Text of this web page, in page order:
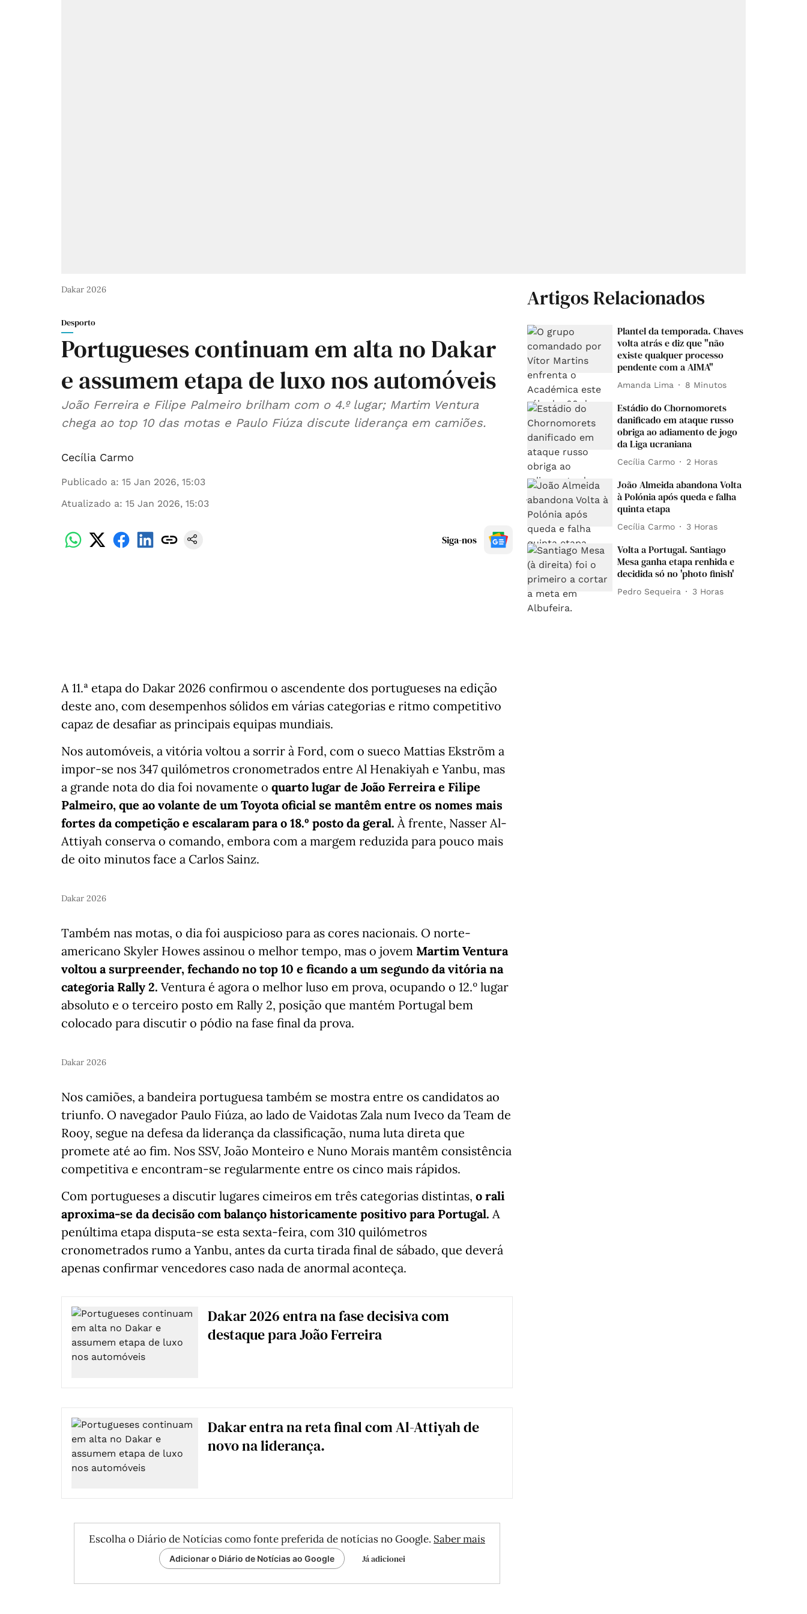
Dakar 2026
Desporto
Portugueses continuam em alta no Dakar
e assumem etapa de luxo nos automóveis
João Ferreira e Filipe Palmeiro brilham com o 4.º lugar; Martim Ventura
chega ao top 10 das motas e Paulo Fiúza discute liderança em camiões.
Cecília Carmo
Publicado a: 15 Jan 2026, 15:03
Atualizado a: 15 Jan 2026, 15:03
Siga-nos
A 11.ª etapa do Dakar 2026 confirmou o ascendente dos portugueses na edição
deste ano, com desempenhos sólidos em várias categorias e ritmo competitivo
capaz de desafiar as principais equipas mundiais.
Nos automóveis, a vitória voltou a sorrir à Ford, com o sueco Mattias Ekström a
impor-se nos 347 quilómetros cronometrados entre Al Henakiyah e Yanbu, mas
a grande nota do dia foi novamente o quarto lugar de João Ferreira e Filipe
Palmeiro, que ao volante de um Toyota oficial se mantêm entre os nomes mais
fortes da competição e escalaram para o 18.º posto da geral. À frente, Nasser Al-
Attiyah conserva o comando, embora com a margem reduzida para pouco mais
de oito minutos face a Carlos Sainz.
Dakar 2026
Também nas motas, o dia foi auspicioso para as cores nacionais. O norte-
americano Skyler Howes assinou o melhor tempo, mas o jovem Martim Ventura
voltou a surpreender, fechando no top 10 e ficando a um segundo da vitória na
categoria Rally 2. Ventura é agora o melhor luso em prova, ocupando o 12.º lugar
absoluto e o terceiro posto em Rally 2, posição que mantém Portugal bem
colocado para discutir o pódio na fase final da prova.
Dakar 2026
Nos camiões, a bandeira portuguesa também se mostra entre os candidatos ao
triunfo. O navegador Paulo Fiúza, ao lado de Vaidotas Zala num Iveco da Team de
Rooy, segue na defesa da liderança da classificação, numa luta direta que
promete até ao fim. Nos SSV, João Monteiro e Nuno Morais mantêm consistência
competitiva e encontram-se regularmente entre os cinco mais rápidos.
Com portugueses a discutir lugares cimeiros em três categorias distintas, o rali
aproxima-se da decisão com balanço historicamente positivo para Portugal. A
penúltima etapa disputa-se esta sexta-feira, com 310 quilómetros
cronometrados rumo a Yanbu, antes da curta tirada final de sábado, que deverá
apenas confirmar vencedores caso nada de anormal aconteça.
Dakar 2026 entra na fase decisiva com
destaque para João Ferreira
Dakar entra na reta final com Al-Attiyah de
novo na liderança.
Escolha o Diário de Notícias como fonte preferida de notícias no Google. Saber mais
Adicionar o Diário de Notícias ao Google Já adicionei
Artigos Relacionados
Plantel da temporada. Chaves
volta atrás e diz que "não
existe qualquer processo
pendente com a AIMA"
Amanda Lima 8 Minutos
Estádio do Chornomorets
danificado em ataque russo
obriga ao adiamento de jogo
da Liga ucraniana
Cecília Carmo 2 Horas
João Almeida abandona Volta
à Polónia após queda e falha
quinta etapa
Cecília Carmo 3 Horas
Volta a Portugal. Santiago
Mesa ganha etapa renhida e
decidida só no 'photo finish'
Pedro Sequeira 3 Horas